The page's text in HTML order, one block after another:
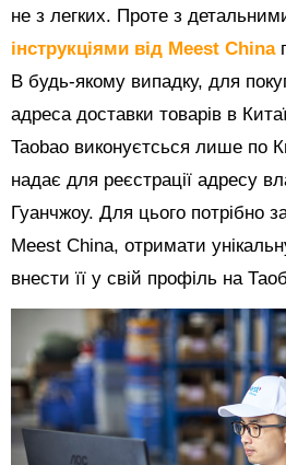
не з легких. Проте з
інструкціями від Meest China
В будь-якому випадку, для
адреса доставки товарів в
Taobao виконуєтсься лише по
надає для реєстрації адресу
Гуанчжоу. Для цього потрібно
Meest China, отримати
внести її у свій профіль на